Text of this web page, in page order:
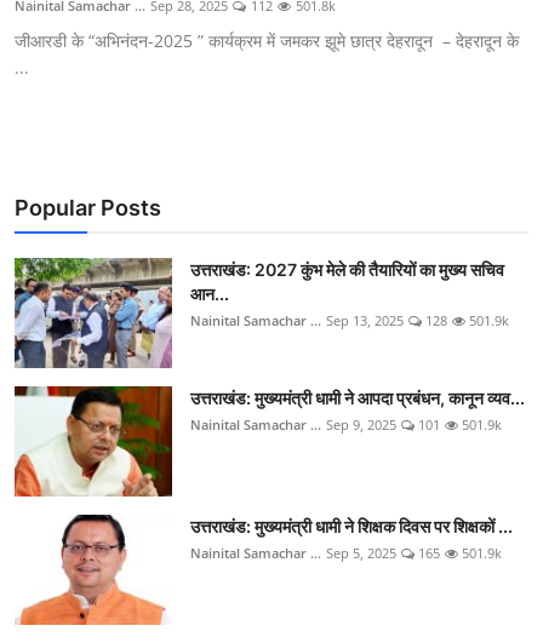
Nainital Samachar ... Sep 28, 2025 112 501.8k
जीआरडी के “अभिनंदन-2025 ” कार्यक्रम में जमकर झूमे छात्र देहरादून – देहरादून के
...
Popular Posts
उत्तराखंड: 2027 कुंभ मेले की तैयारियों का मुख्य सचिव
आन...
Nainital Samachar ... Sep 13, 2025 128 501.9k
उत्तराखंड: मुख्यमंत्री धामी ने आपदा प्रबंधन, कानून व्यव...
Nainital Samachar ... Sep 9, 2025 101 501.9k
उत्तराखंड: मुख्यमंत्री धामी ने शिक्षक दिवस पर शिक्षकों ...
Nainital Samachar ... Sep 5, 2025 165 501.9k